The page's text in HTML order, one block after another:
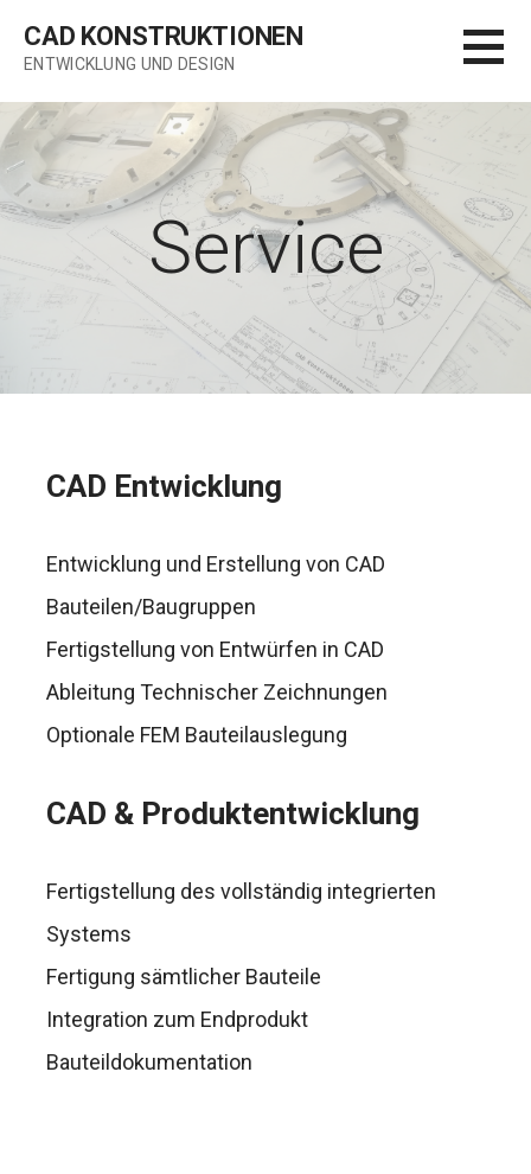
Inhalt
springen
CAD KONSTRUKTIONEN
ENTWICKLUNG UND DESIGN
Service
CAD Entwicklung
Entwicklung und Erstellung von CAD
Bauteilen/Baugruppen
Fertigstellung von Entwürfen in CAD
Ableitung Technischer Zeichnungen
Optionale FEM Bauteilauslegung
CAD & Produktentwicklung
Fertigstellung des vollständig integrierten
Systems
Fertigung sämtlicher Bauteile
Integration zum Endprodukt
Bauteildokumentation